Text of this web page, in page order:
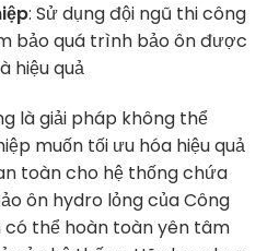
: Sử dụng đội ngũ thi công
bảo quá trình bảo ôn được
hiệu quả
là giải pháp không thể
muốn tối ưu hóa hiệu quả
toàn cho hệ thống chứa
ôn hydro lỏng của Công
có thể hoàn toàn yên tâm